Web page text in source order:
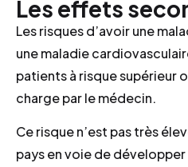
Les effets
Les risques d’avoir une
une maladie
patients à risque supérieur
charge par le médecin.
Ce risque n’est pas très
pays en voie de